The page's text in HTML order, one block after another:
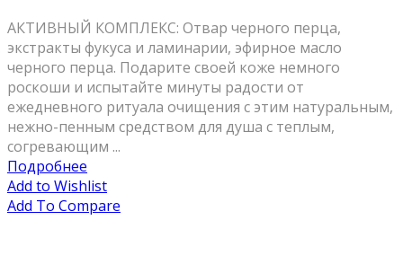
AКТИВНЫЙ КОМПЛЕКС: Отвар черного перца,
экстракты фукуса и ламинарии, эфирное масло
черного перца. Подарите своей коже немного
роскоши и испытайте минуты радости от
ежедневного ритуала очищения с этим натуральным,
нежно-пенным средством для душа с теплым,
согревающим ...
Подробнее
Add to Wishlist
Add To Compare